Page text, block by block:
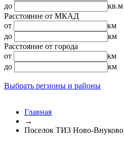
до
кв.м
Расстояние от МКАД
от
км
до
км
Расстояние от города
от
км
до
км
Выбрать регионы и районы
Главная
→
Поселок ТИЗ Ново-Внуково